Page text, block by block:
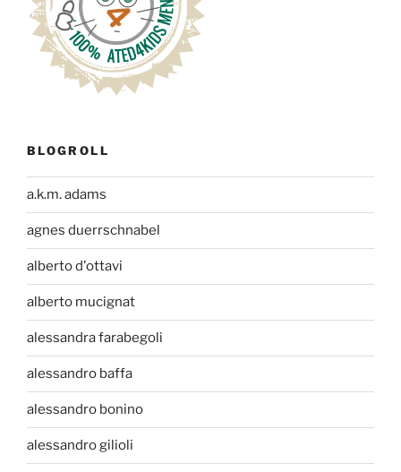
BLOGROLL
a.k.m. adams
agnes duerrschnabel
alberto d'ottavi
alberto mucignat
alessandra farabegoli
alessandro baffa
alessandro bonino
alessandro gilioli